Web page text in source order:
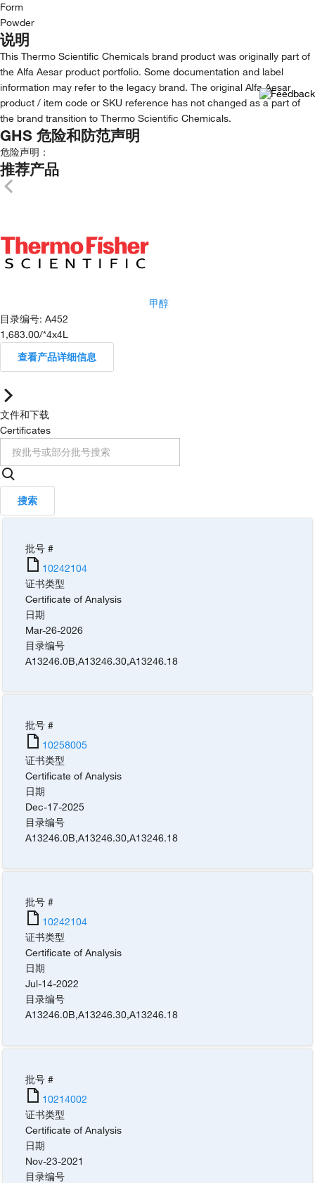
Form
Powder
说明
This Thermo Scientific Chemicals brand product was originally part of
the Alfa Aesar product portfolio. Some documentation and label
information may refer to the legacy brand. The original Alfa Aesar
product / item code or SKU reference has not changed as a part of
the brand transition to Thermo Scientific Chemicals.
GHS 危险和防范声明
危险声明：
推荐产品
甲醇
目录编号: A452
1,683.00/*4x4L
查看产品详细信息
文件和下载
Certificates
搜索
批号 #
10242104
证书类型
Certificate of Analysis
日期
Mar-26-2026
目录编号
A13246.0B,A13246.30,A13246.18
批号 #
10258005
证书类型
Certificate of Analysis
日期
Dec-17-2025
目录编号
A13246.0B,A13246.30,A13246.18
批号 #
10242104
证书类型
Certificate of Analysis
日期
Jul-14-2022
目录编号
A13246.0B,A13246.30,A13246.18
批号 #
10214002
证书类型
Certificate of Analysis
日期
Nov-23-2021
目录编号